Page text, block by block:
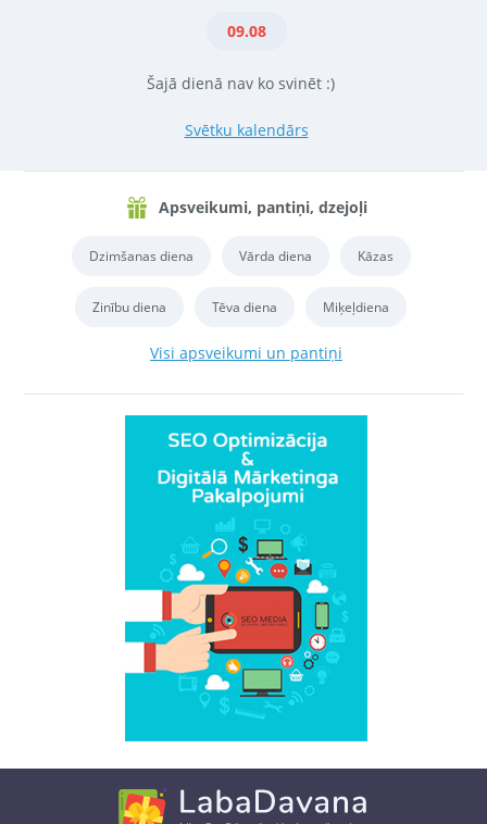
09.08
Šajā dienā nav ko svinēt :)
Svētku kalendārs
Apsveikumi, pantiņi, dzejoļi
Dzimšanas diena Vārda diena Kāzas
Zinību diena Tēva diena Miķeļdiena
Visi apsveikumi un pantiņi